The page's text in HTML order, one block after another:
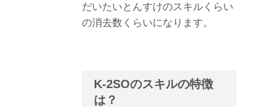
だいたいとんすけのスキルくらい
の消去数くらいになります。
K-2SOのスキルの特徴
は？